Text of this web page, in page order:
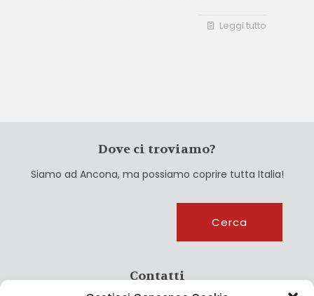
Leggi tutto
Dove ci troviamo?
Siamo ad Ancona, ma possiamo coprire tutta Italia!
Cerca
Contatti